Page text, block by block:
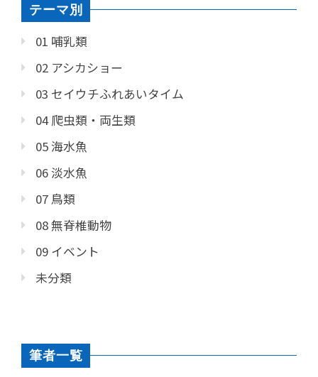
テーマ別
01 哺乳類
02 アシカショー
03 セイウチふれあいタイム
04 爬虫類・両生類
05 海水魚
06 淡水魚
07 鳥類
08 無脊椎動物
09 イベント
未分類
筆者一覧